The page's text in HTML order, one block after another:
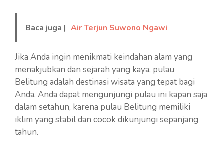
Baca juga | Air Terjun Suwono Ngawi
Jika Anda ingin menikmati keindahan alam yang
menakjubkan dan sejarah yang kaya, pulau
Belitung adalah destinasi wisata yang tepat bagi
Anda. Anda dapat mengunjungi pulau ini kapan saja
dalam setahun, karena pulau Belitung memiliki
iklim yang stabil dan cocok dikunjungi sepanjang
tahun.